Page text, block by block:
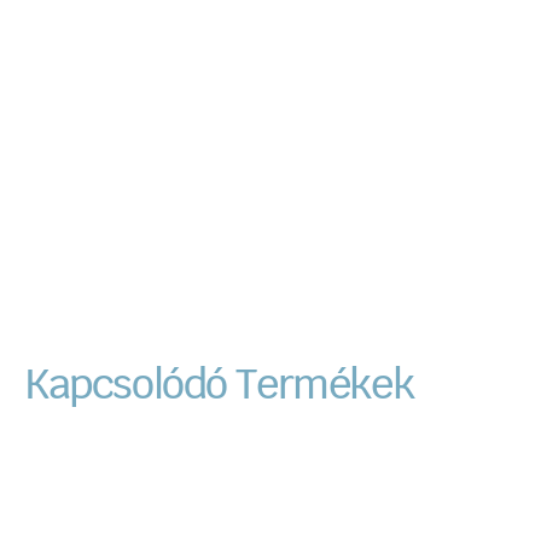
Kapcsolódó Termékek